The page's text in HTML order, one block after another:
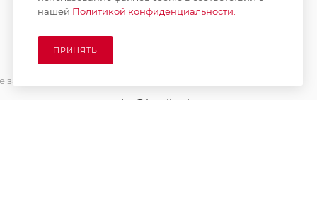
order@kupikashpo.ru
нашей Политикой конфиденциальности.
ПРИНЯТЬ